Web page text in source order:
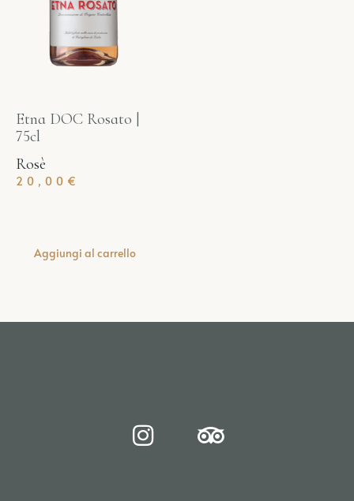
Etna DOC Rosato |
75cl
Rosè
20,00 €
Aggiungi al carrello